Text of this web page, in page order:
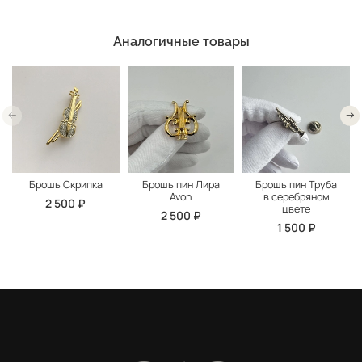
Аналогичные товары
Брошь Скрипка
2 500 ₽
Брошь пин Лира
Avon
2 500 ₽
Брошь пин Труба
в серебряном
цвете
1 500 ₽